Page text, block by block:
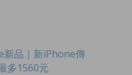
新品｜新iPhone傳
多1560元